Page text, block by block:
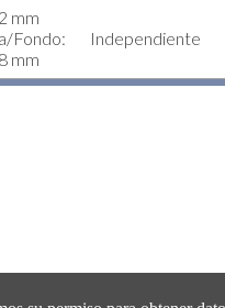
mm
Fondo:
mm
Independiente